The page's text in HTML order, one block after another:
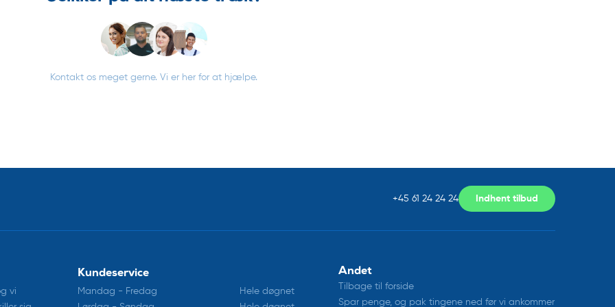
Kontakt os meget gerne. Vi er her for at hjælpe.
+45 61 24 24 24 Indhent tilbud
vi
Kundeservice
Mandag - Fredag
Hele døgnet
Andet
Tilbage til forside
Spar penge, og pak tingene ned før vi ankommer